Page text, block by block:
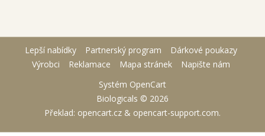
Lepší nabídky Partnerský program
Dárkové poukazy
Výrobci
Reklamace Mapa stránek
Napište nám
Systém OpenCart
Biologicals © 2026
Překlad: opencart.cz & opencart-support.com.